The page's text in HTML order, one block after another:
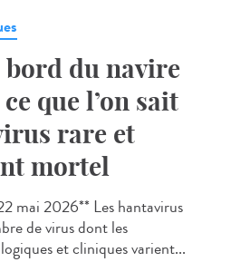
bord du navire
que l’on sait
rare et
mortel
mai 2026** Les hantavirus
de virus dont les
et cliniques varient...